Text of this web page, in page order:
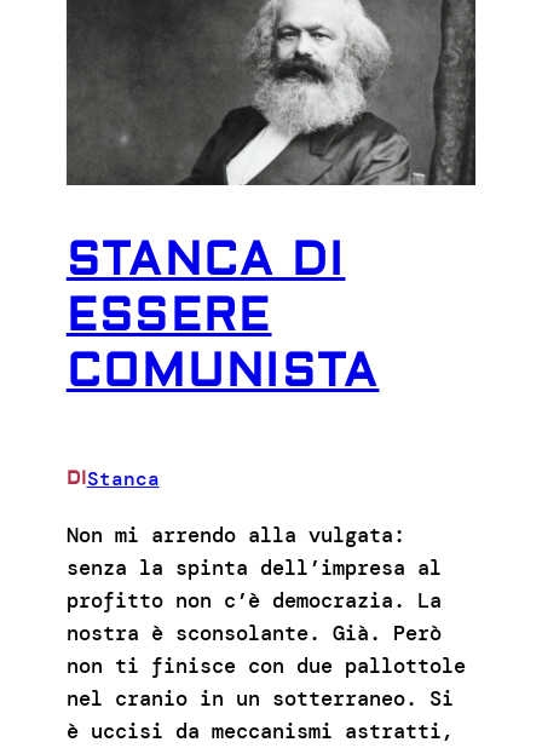
STANCA DI
ESSERE
COMUNISTA
DIStanca
Non mi arrendo alla vulgata:
senza la spinta dell’impresa al
profitto non c’è democrazia. La
nostra è sconsolante. Già. Però
non ti finisce con due pallottole
nel cranio in un sotterraneo. Si
è uccisi da meccanismi astratti,